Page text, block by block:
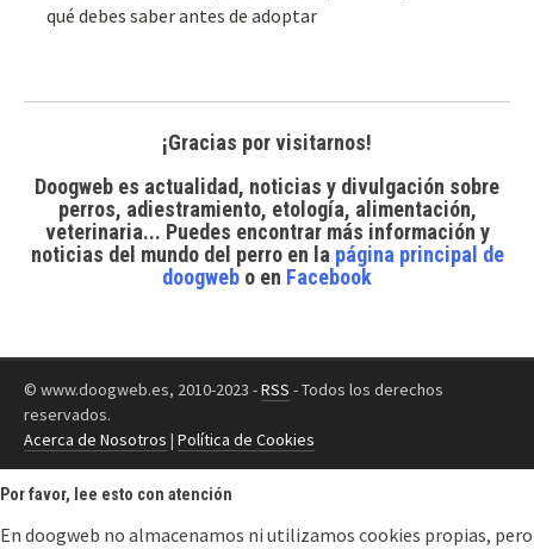
qué debes saber antes de adoptar
¡Gracias por visitarnos!
Doogweb es actualidad, noticias y divulgación sobre
perros, adiestramiento, etología, alimentación,
veterinaria... Puedes encontrar más información y
noticias del mundo del perroen la página principal de
doogweb o en Facebook
© www.doogweb.es, 2010-2023 -RSS - Todos los derechos
reservados.
Acerca de Nosotros | Política de Cookies
Por favor, lee esto con atención
En doogweb no almacenamos ni utilizamos cookies propias, pero